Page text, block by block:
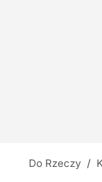
Do Rzeczy /